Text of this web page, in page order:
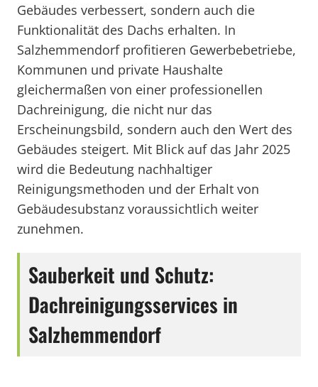
Gebäudes verbessert, sondern auch die
Funktionalität des Dachs erhalten. In
Salzhemmendorf profitieren Gewerbebetriebe,
Kommunen und private Haushalte
gleichermaßen von einer professionellen
Dachreinigung, die nicht nur das
Erscheinungsbild, sondern auch den Wert des
Gebäudes steigert. Mit Blick auf das Jahr 2025
wird die Bedeutung nachhaltiger
Reinigungsmethoden und der Erhalt von
Gebäudesubstanz voraussichtlich weiter
zunehmen.
Sauberkeit und Schutz:
Dachreinigungsservices in
Salzhemmendorf